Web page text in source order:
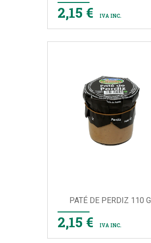
2,15 € IVA INC.
PATÉ DE PERDIZ 110 G
2,15 € IVA INC.